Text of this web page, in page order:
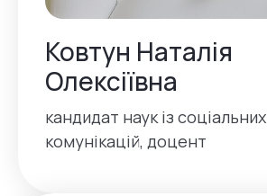
Ковтун Наталія
Олексіївна
кандидат наук із соціальних
комунікацій, доцент